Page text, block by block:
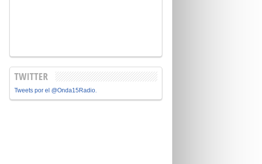
TWITTER
Tweets por el @Onda15Radio.